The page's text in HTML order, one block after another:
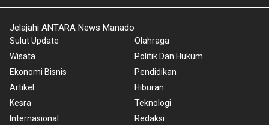
Jelajahi ANTARA News Manado
Sulut Update
Wisata
Ekonomi Bisnis
Artikel
Kesra
Internasional
Olahraga
Politik Dan Hukum
Pendidikan
Hiburan
Teknologi
Redaksi